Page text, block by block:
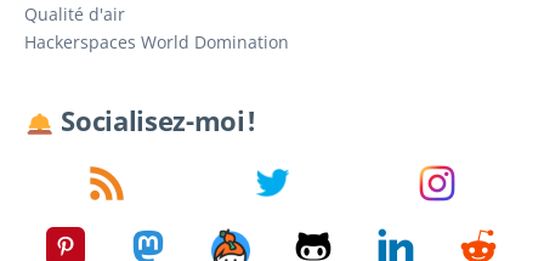
Qualité d'air
Hackerspaces World Domination
Socialisez-moi !